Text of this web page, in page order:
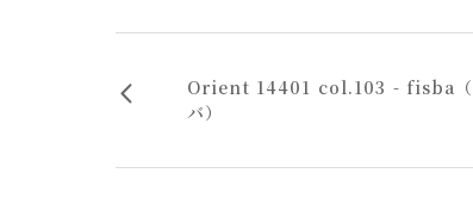
Orient 14401 col.103 - fisba（
バ）